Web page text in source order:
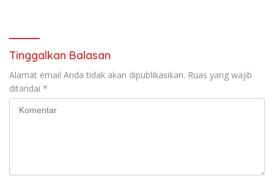
Tinggalkan Balasan
Alamat email Anda tidak akan dipublikasikan. Ruas yang wajib
ditandai *